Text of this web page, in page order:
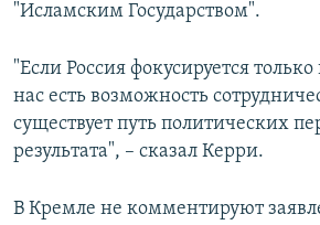
"Исламским Государством".
"Если Россия фокусируется
нас есть возможность
существует путь политических
результата", – сказал Керри.
В Кремле не комментируют